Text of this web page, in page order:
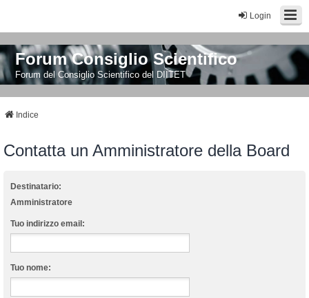
Login
Forum Consiglio Scientifico
Forum del Consiglio Scientifico del DIITET
Indice
Contatta un Amministratore della Board
Destinatario:
Amministratore
Tuo indirizzo email:
Tuo nome: